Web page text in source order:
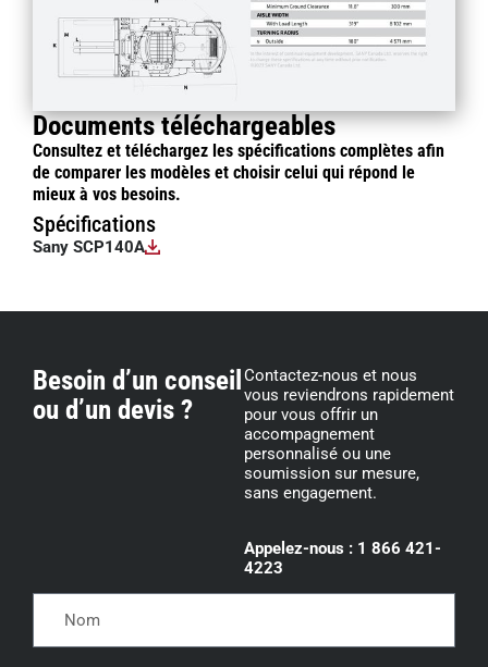
Documents téléchargeables
Consultez et téléchargez les spécifications complètes afin
de comparer les modèles et choisir celui qui répond le
mieux à vos besoins.
Spécifications
Sany SCP140A
Besoin d’un conseil
ou d’un devis ?
Contactez-nous et nous
vous reviendrons rapidement
pour vous offrir un
accompagnement
personnalisé ou une
soumission sur mesure,
sans engagement.
Appelez-nous : 1 866 421-
4223